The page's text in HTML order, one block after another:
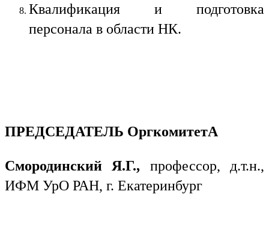
Квалификация и подготовка
персонала в области НК.
ПРЕДСЕДАТЕЛЬ ОргкомитетА
Смородинский Я.Г., профессор, д.т.н.,
ИФМ УрО РАН, г. Екатеринбург